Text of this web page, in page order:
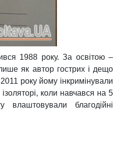
1988 року. За освітою –
лише як автор гострих і дещо
2011 року йому інкримінували
коли навчався на 5
влаштовували благодійні